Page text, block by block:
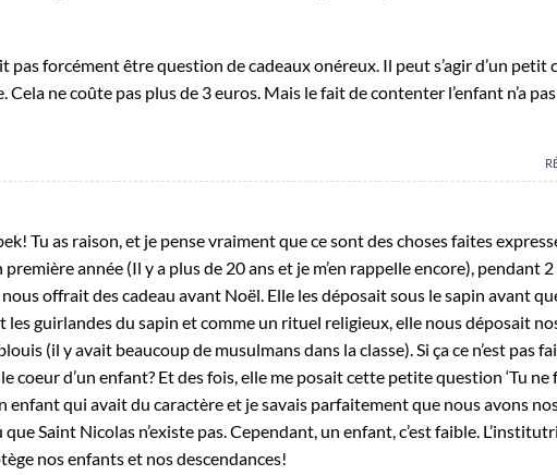
pas forcément être question de cadeaux onéreux. Il peut s’agir d’un petit
ne coûte pas plus de 3 euros. Mais le fait de contenter l’enfant n’a
Tu as raison, et je pense vraiment que ce sont des choses faites
année (Il y a plus de 20 ans et je m’en rappelle encore), pendant 2
offrait des cadeau avant Noël. Elle les déposait sous le sapin avant
guirlandes du sapin et comme un rituel religieux, elle nous déposait
(il y avait beaucoup de musulmans dans la classe). Si ça ce n’est pas
coeur d’un enfant? Et des fois, elle me posait cette petite question ‘Tu ne
enfant qui avait du caractère et je savais parfaitement que nous avons
Saint Nicolas n’existe pas. Cependant, un enfant, c’est faible.
nos enfants et nos descendances!